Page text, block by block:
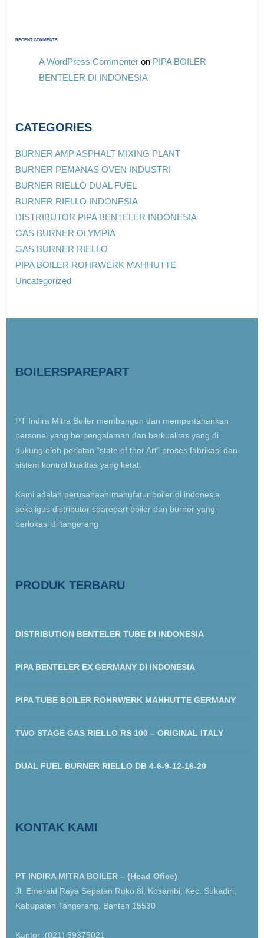
RECENT COMMENTS
A WordPress Commenter on PIPA BOILER
BENTELER DI INDONESIA
CATEGORIES
BURNER AMP ASPHALT MIXING PLANT
BURNER PEMANAS OVEN INDUSTRI
BURNER RIELLO DUAL FUEL
BURNER RIELLO INDONESIA
DISTRIBUTOR PIPA BENTELER INDONESIA
GAS BURNER OLYMPIA
GAS BURNER RIELLO
PIPA BOILER ROHRWERK MAHHUTTE
Uncategorized
BOILERSPAREPART
PT Indira Mitra Boiler membangun dan mempertahankan
personel yang berpengalaman dan berkualitas yang di
dukung oleh perlatan "state of ther Art" proses fabrikasi dan
sistem kontrol kualitas yang ketat.
Kami adalah perusahaan manufatur boiler di indonesia
sekaligus distributor sparepart boiler dan burner yang
berlokasi di tangerang
PRODUK TERBARU
DISTRIBUTION BENTELER TUBE DI INDONESIA
PIPA BENTELER EX GERMANY DI INDONESIA
PIPA TUBE BOILER ROHRWERK MAHHUTTE GERMANY
TWO STAGE GAS RIELLO RS 100 – ORIGINAL ITALY
DUAL FUEL BURNER RIELLO DB 4-6-9-12-16-20
KONTAK KAMI
PT INDIRA MITRA BOILER – (Head Ofice)
Jl. Emerald Raya Sepatan Ruko 8i, Kosambi, Kec. Sukadiri,
Kabupaten Tangerang, Banten 15530
Kantor :(021) 59375021